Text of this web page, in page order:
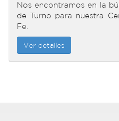
Nos encontramos en la
de Turno para nuestra
Fe.
Ver detalles